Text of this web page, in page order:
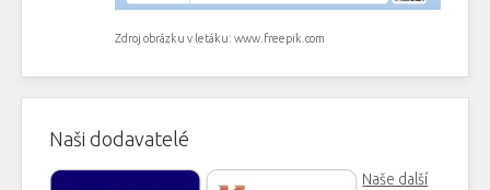
Zdroj obrázku v letáku: www.freepik.com
Naši dodavatelé
Naše další